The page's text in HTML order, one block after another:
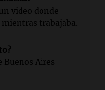
video donde
trabajaba.
Buenos Aires